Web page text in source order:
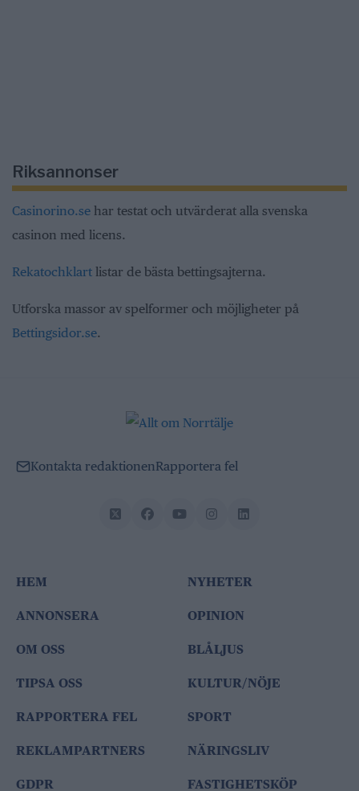
Riksannonser
Casinorino.se har testat och utvärderat alla svenska
casinon med licens.
Rekatochklart listar de bästa bettingsajterna.
Utforska massor av spelformer och möjligheter på
Bettingsidor.se.
Kontakta redaktionenRapportera fel
HEM
ANNONSERA
OM OSS
TIPSA OSS
RAPPORTERA FEL
REKLAMPARTNERS
GDPR
NYHETER
OPINION
BLÅLJUS
KULTUR/NÖJE
SPORT
NÄRINGSLIV
FASTIGHETSKÖP